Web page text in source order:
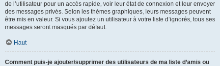
de l’utilisateur pour un accès rapide, voir leur état de connexion et leur envoyer
des messages privés. Selon les thèmes graphiques, leurs messages peuvent
être mis en valeur. Si vous ajoutez un utilisateur à votre liste d’ignorés, tous ses
messages seront masqués par défaut.
Haut
Comment puis-je ajouter/supprimer des utilisateurs de ma liste d’amis ou